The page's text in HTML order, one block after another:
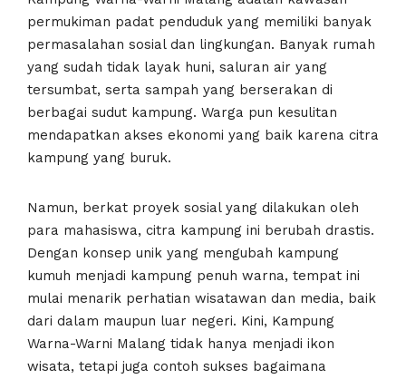
permukiman padat penduduk yang memiliki banyak
permasalahan sosial dan lingkungan. Banyak rumah
yang sudah tidak layak huni, saluran air yang
tersumbat, serta sampah yang berserakan di
berbagai sudut kampung. Warga pun kesulitan
mendapatkan akses ekonomi yang baik karena citra
kampung yang buruk.
Namun, berkat proyek sosial yang dilakukan oleh
para mahasiswa, citra kampung ini berubah drastis.
Dengan konsep unik yang mengubah kampung
kumuh menjadi kampung penuh warna, tempat ini
mulai menarik perhatian wisatawan dan media, baik
dari dalam maupun luar negeri. Kini, Kampung
Warna-Warni Malang tidak hanya menjadi ikon
wisata, tetapi juga contoh sukses bagaimana